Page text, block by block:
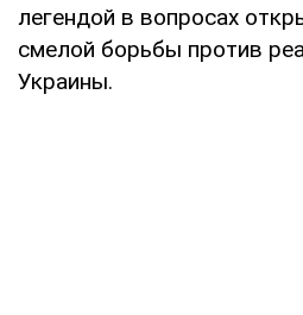
легендой в вопросах
смелой борьбы против
Украины.